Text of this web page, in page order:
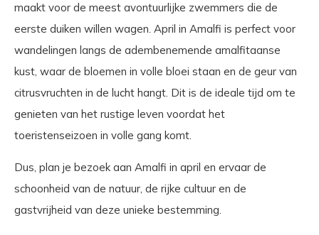
maakt voor de meest avontuurlijke zwemmers die de
eerste duiken willen wagen. April in Amalfi is perfect voor
wandelingen langs de adembenemende amalfitaanse
kust, waar de bloemen in volle bloei staan en de geur van
citrusvruchten in de lucht hangt. Dit is de ideale tijd om te
genieten van het rustige leven voordat het
toeristenseizoen in volle gang komt.
Dus, plan je bezoek aan Amalfi in april en ervaar de
schoonheid van de natuur, de rijke cultuur en de
gastvrijheid van deze unieke bestemming.